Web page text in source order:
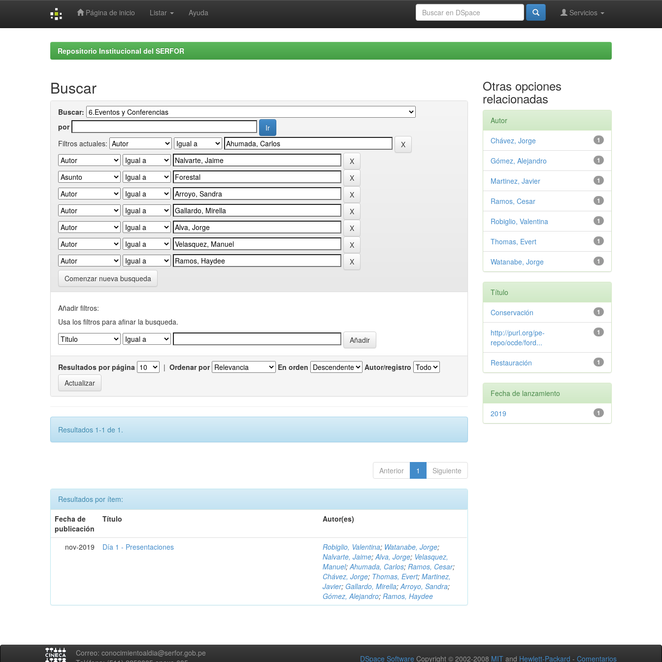
Página de inicio Listar Ayuda Servicios
Repositorio Institucional del SERFOR
Buscar
Buscar:
por
Filtros actuales:
Comenzar nueva busqueda
Añadir filtros:
Usa los filtros para afinar la busqueda.
Resultados por página | Ordenar por En orden Autor/registro
Resultados 1-1 de 1.
Anterior 1 Siguiente
Resultados por ítem:
Fecha de
publicación
Título Autor(es)
nov-2019 Día 1 - Presentaciones Robiglio, Valentina; Watanabe, Jorge;
Nalvarte, Jaime;Alva, Jorge; Velasquez,
Manuel;Ahumada, Carlos;Ramos, Cesar;
Chávez, Jorge; Thomas, Evert;Martinez,
Javier; Gallardo, Mirella;Arroyo, Sandra;
Gómez, Alejandro;Ramos, Haydee
Otras opciones
relacionadas
Autor
1
Chávez, Jorge
1
Gómez, Alejandro
1
Martinez, Javier
1
Ramos, Cesar
1
Robiglio, Valentina
1
Thomas, Evert
1
Watanabe, Jorge
Título
1
Conservación
1
http://purl.org/pe-
repo/ocde/ford...
1
Restauración
Fecha de lanzamiento
1
2019
Correo: conocimientoaldia@serfor.gob.pe
DSpace Software Copyright © 2002-2008 MIT and Hewlett-Packard - Comentarios